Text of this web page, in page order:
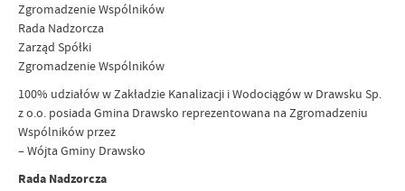
Zgromadzenie Wspólników
Rada Nadzorcza
Zarząd Spółki
Zgromadzenie Wspólników
100% udziałów w Zakładzie Kanalizacji i Wodociągów w Drawsku Sp.
z o.o. posiada Gmina Drawsko reprezentowana na Zgromadzeniu
Wspólników przez
– Wójta Gminy Drawsko
Rada Nadzorcza